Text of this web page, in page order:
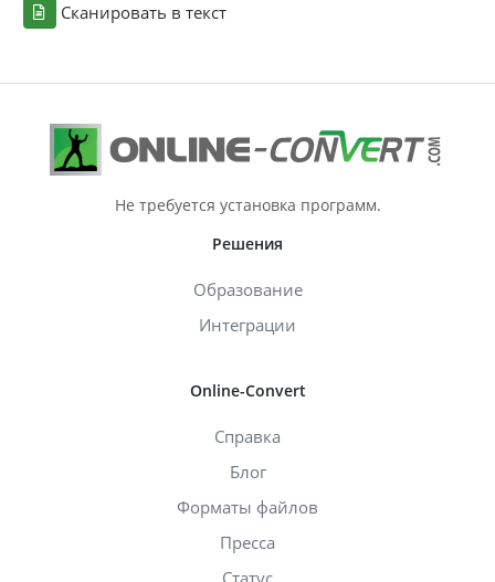
Сканировать в текст
Не требуется установка программ.
Решения
Образование
Интеграции
Online-Convert
Справка
Блог
Форматы файлов
Пресса